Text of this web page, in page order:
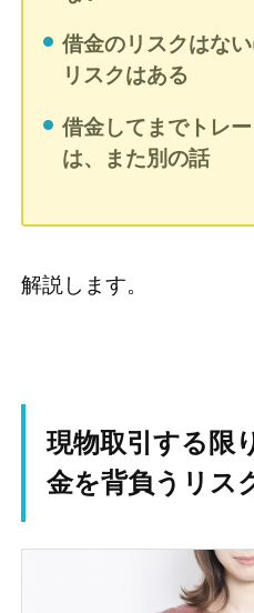
借金のリスクはな
リスクはある
借金してまでトレ
は、また別の話
解説します。
現物取引する限
金を背負うリス